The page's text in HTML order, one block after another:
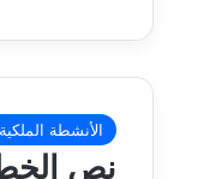
الأنشطة الملكية
نص